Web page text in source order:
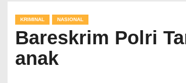
KRIMINAL NASIONAL
Bareskrim Polri
anak